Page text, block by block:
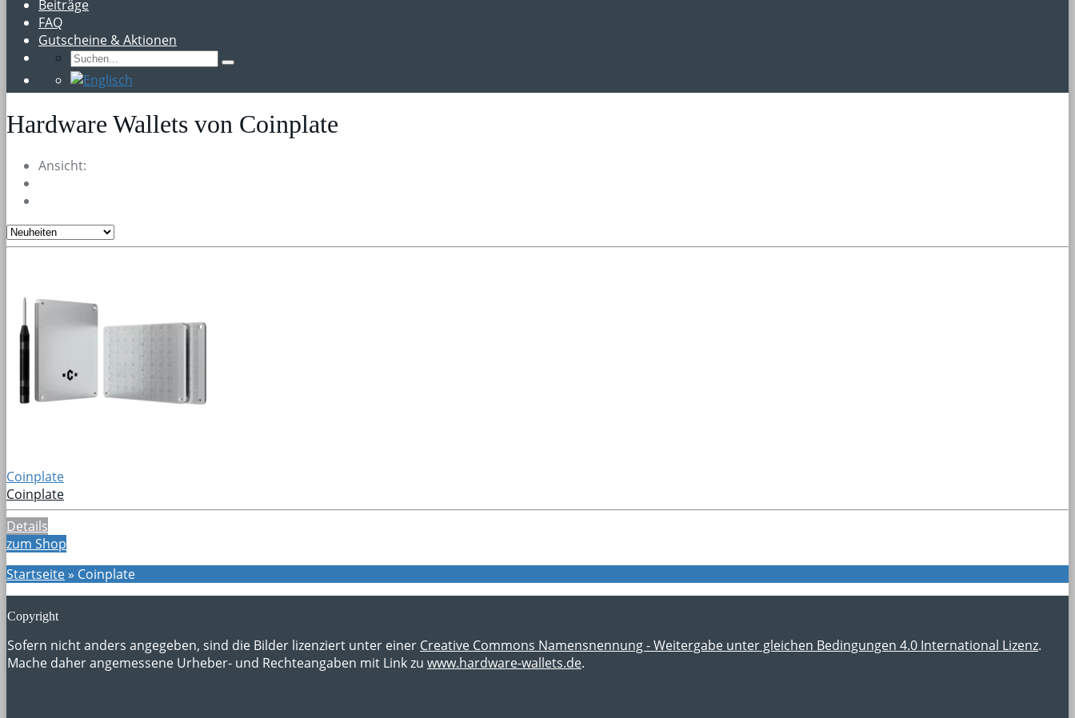
Beiträge
FAQ
Gutscheine & Aktionen
Hardware Wallets von Coinplate
Ansicht:
Coinplate
Coinplate
Details
zum Shop
Startseite» Coinplate
Copyright
Sofern nicht anders angegeben, sind die Bilder lizenziert unter einer Creative Commons Namensnennung - Weitergabe unter gleichen Bedingungen 4.0 International Lizenz.
Mache daher angemessene Urheber- und Rechteangaben mit Link zu www.hardware-wallets.de.